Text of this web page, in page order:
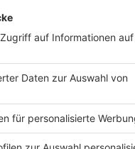
ARTIKEL
keine Artikel gemerkt
mit einem